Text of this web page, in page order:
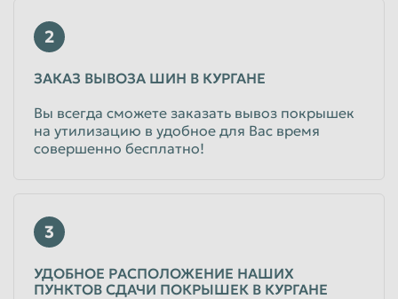
2
ЗАКАЗ ВЫВОЗА ШИН В КУРГАНЕ
Вы всегда сможете заказать вывоз покрышек
на утилизацию в удобное для Вас время
совершенно бесплатно!
3
УДОБНОЕ РАСПОЛОЖЕНИЕ НАШИХ
ПУНКТОВ СДАЧИ ПОКРЫШЕК В КУРГАНЕ